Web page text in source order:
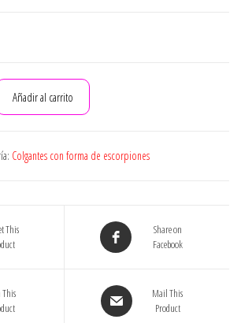
Añadir al carrito
Colgantes con forma de escorpiones
This
Share on
Facebook
This
Mail This
Product